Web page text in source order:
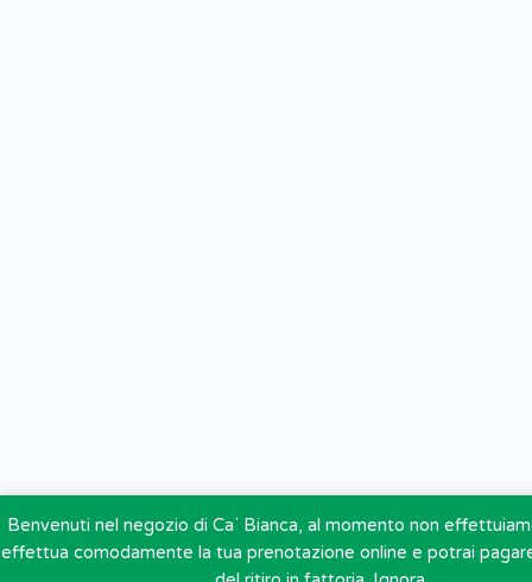
Benvenuti nel negozio di Ca` Bianca, al momento non
effettua comodamente la tua prenotazione online e potrai